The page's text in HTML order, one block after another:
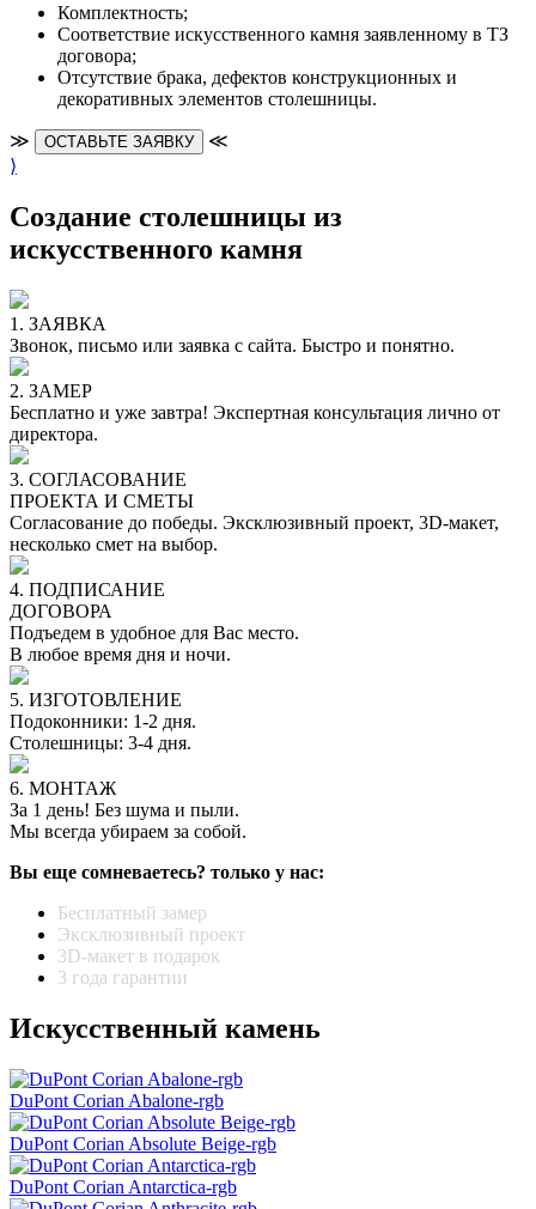
Комплектность;
Cоответствие искусственного камня заявленному в ТЗ
договора;
Отсутствие брака, дефектов конструкционных и
декоративных элементов столешницы.
≫ ОСТАВЬТЕ ЗАЯВКУ
≪
⟩
Создание столешницы из
искусственного камня
1. ЗАЯВКА
Звонок, письмо или заявка с сайта. Быстро и понятно.
2. ЗАМЕР
Бесплатно и уже завтра! Экспертная консультация лично от
директора.
3. СОГЛАСОВАНИЕ
ПРОЕКТА И СМЕТЫ
Согласование до победы. Эксклюзивный проект, 3D-макет,
несколько смет на выбор.
4. ПОДПИСАНИЕ
ДОГОВОРА
Подъедем в удобное для Вас место.
В любое время дня и ночи.
5. ИЗГОТОВЛЕНИЕ
Подоконники: 1-2 дня.
Столешницы: 3-4 дня.
6. МОНТАЖ
За 1 день! Без шума и пыли.
Мы всегда убираем за собой.
Вы еще сомневаетесь? только у нас:
Бесплатный замер
Эксклюзивный проект
3D-макет в подарок
3 года гарантии
Искусственный камень
DuPont Corian Abalone-rgb
DuPont Corian Absolute Beige-rgb
DuPont Corian Antarctica-rgb